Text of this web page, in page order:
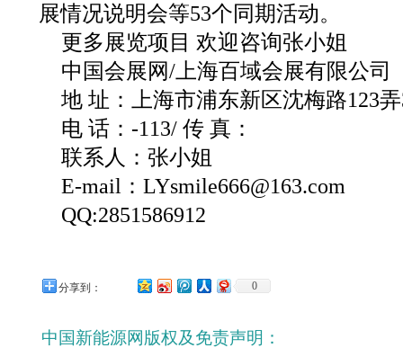
展情况说明会等53个同期活动。
更多展览项目 欢迎咨询张小姐
中国会展网/上海百域会展有限公司
地 址：上海市浦东新区沈梅路123
电 话：-113/ 传 真：
联系人：张小姐
E-mail：LYsmile666@163.com
QQ:2851586912
分享到： 0
中国新能源网版权及免责声明：